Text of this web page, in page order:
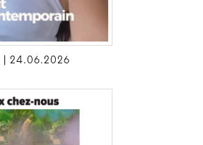
| 24.06.2026